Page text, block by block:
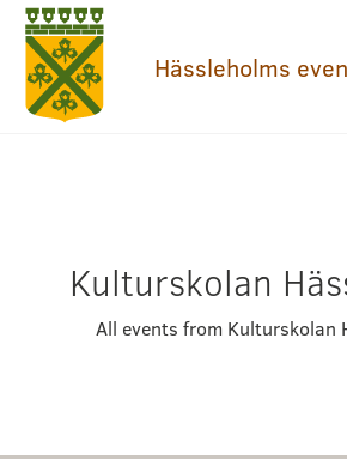
Hässleholms
Kulturskolan
All events from Kulturskolan